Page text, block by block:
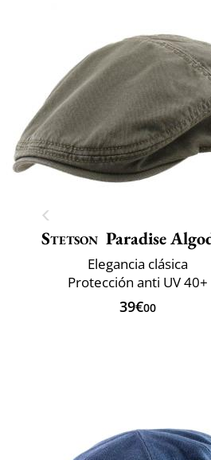
Stetson Paradise
Elegancia clásica
Protección anti UV 40+
39€00